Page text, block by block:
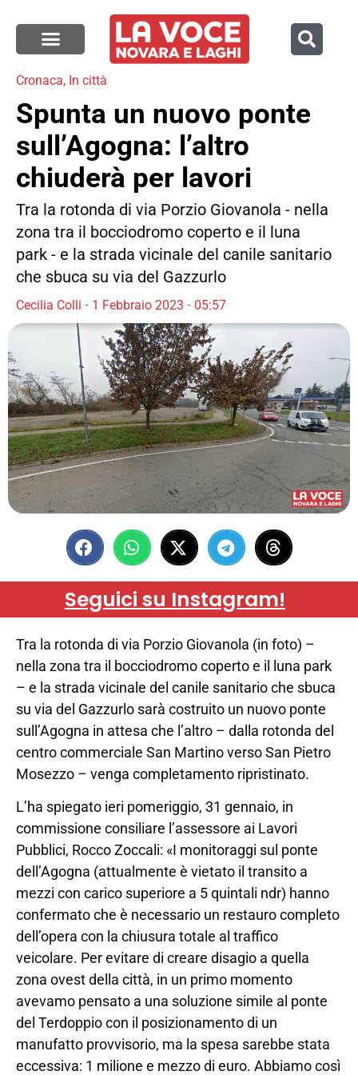
Cronaca, In città
Spunta un nuovo ponte
sull’Agogna: l’altro
chiuderà per lavori
Tra la rotonda di via Porzio Giovanola - nella
zona tra il bocciodromo coperto e il luna
park - e la strada vicinale del canile sanitario
che sbuca su via del Gazzurlo
Cecilia Colli 1 Febbraio 2023 05:57
Seguici su Instagram!
Tra la rotonda di via Porzio Giovanola (in foto) –
nella zona tra il bocciodromo coperto e il luna park
– e la strada vicinale del canile sanitario che sbuca
su via del Gazzurlo sarà costruito un nuovo ponte
sull’Agogna in attesa che l’altro – dalla rotonda del
centro commerciale San Martino verso San Pietro
Mosezzo – venga completamento ripristinato.
L’ha spiegato ieri pomeriggio, 31 gennaio, in
commissione consiliare l’assessore ai Lavori
Pubblici, Rocco Zoccali: «I monitoraggi sul ponte
dell’Agogna (attualmente è vietato il transito a
mezzi con carico superiore a 5 quintali ndr) hanno
confermato che è necessario un restauro completo
dell’opera con la chiusura totale al traffico
veicolare. Per evitare di creare disagio a quella
zona ovest della città, in un primo momento
avevamo pensato a una soluzione simile al ponte
del Terdoppio con il posizionamento di un
manufatto provvisorio, ma la spesa sarebbe stata
eccessiva: 1 milione e mezzo di euro. Abbiamo così